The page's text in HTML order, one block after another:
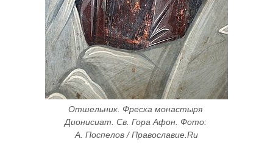
Отшельник. Фреска монастыря
Дионисиат. Св. Гора Афон. Фото:
А. Поспелов / Православие.Ru